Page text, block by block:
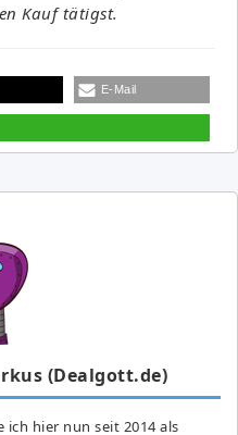
Kauf tätigst.
E-Mail
(Dealgott.de)
ich hier nun seit 2014 als